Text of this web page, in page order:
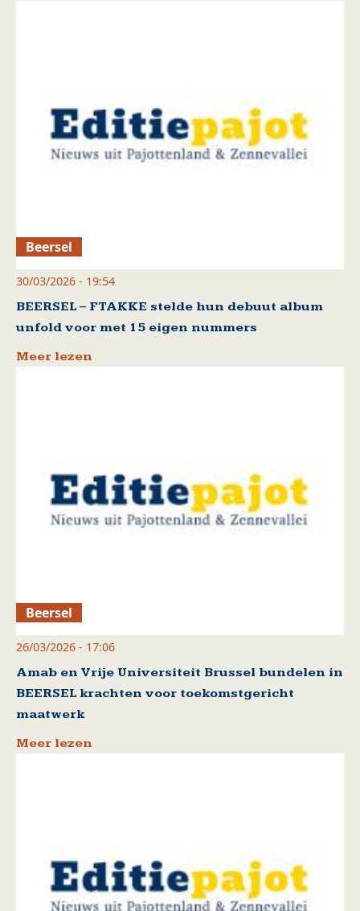
Beersel
30/03/2026 - 19:54
BEERSEL – FTAKKE stelde hun debuut album
unfold voor met 15 eigen nummers
Meer lezen
Beersel
26/03/2026 - 17:06
Amab en Vrije Universiteit Brussel bundelen in
BEERSEL krachten voor toekomstgericht
maatwerk
Meer lezen